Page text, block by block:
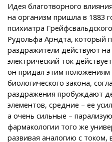
Идея благотворного
на организм пришла в 1883
психиатра
Рудольфа Арндта, который
раздражители действуют
электрический ток
он придал этим положениям
биологического закона,
раздражения пробуждают
элементов, средние – ее
а очень сильные –
фармакологии того же
развивая аналогию с